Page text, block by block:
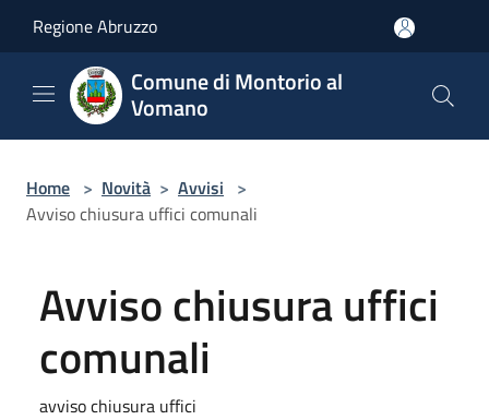
Regione Abruzzo
Comune di Montorio al
Vomano
Home > Novità > Avvisi >
Avviso chiusura uffici comunali
Avviso chiusura uffici
comunali
avviso chiusura uffici